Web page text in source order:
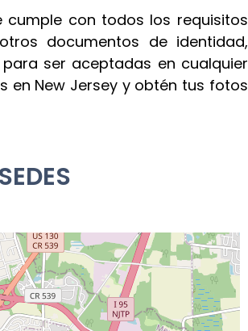
con todos los requisitos
documentos de identidad,
ser aceptadas en cualquier
en New Jersey y obtén tus fotos